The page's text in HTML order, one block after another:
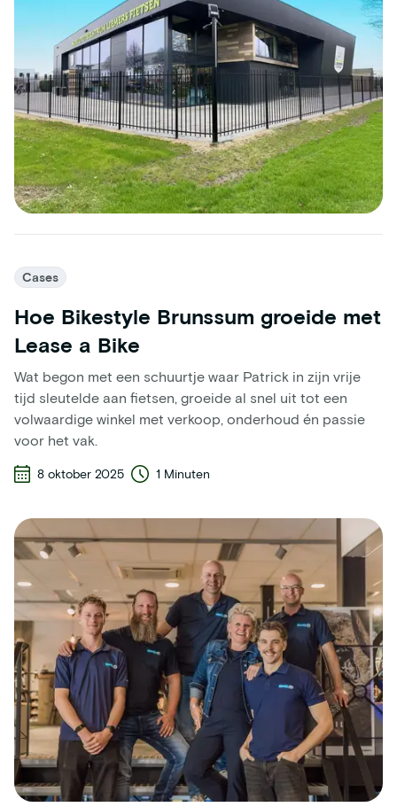
Cases
Hoe Bikestyle Brunssum groeide met
Lease a Bike
Wat begon met een schuurtje waar Patrick in zijn vrije
tijd sleutelde aan fietsen, groeide al snel uit tot een
volwaardige winkel met verkoop, onderhoud én passie
voor het vak.
8 oktober 2025 1 Minuten